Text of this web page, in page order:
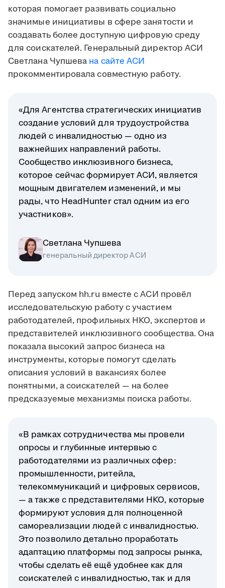
которая помогает развивать социально
значимые инициативы в сфере занятости и
создавать более доступную цифровую среду
для соискателей. Генеральный директор АСИ
Светлана Чупшева на сайте АСИ
прокомментировала совместную работу.
«Для Агентства стратегических инициатив
создание условий для трудоустройства
людей с инвалидностью — одно из
важнейших направлений работы.
Сообщество инклюзивного бизнеса,
которое сейчас формирует АСИ, является
мощным двигателем изменений, и мы
рады, что HeadHunter стал одним из его
участников».
Светлана Чупшева
генеральный директор АСИ
Перед запуском hh.ru вместе с АСИ провёл
исследовательскую работу с участием
работодателей, профильных НКО, экспертов и
представителей инклюзивного сообщества. Она
показала высокий запрос бизнеса на
инструменты, которые помогут сделать
описания условий в вакансиях более
понятными, а соискателей — на более
предсказуемые механизмы поиска работы.
«В рамках сотрудничества мы провели
опросы и глубинные интервью с
работодателями из различных сфер:
промышленности, ритейла,
телекоммуникаций и цифровых сервисов,
— а также с представителями НКО, которые
формируют условия для полноценной
самореализации людей с инвалидностью.
Это позволило детально проработать
адаптацию платформы под запросы рынка,
чтобы сделать её ещё удобнее как для
соискателей с инвалидностью, так и для